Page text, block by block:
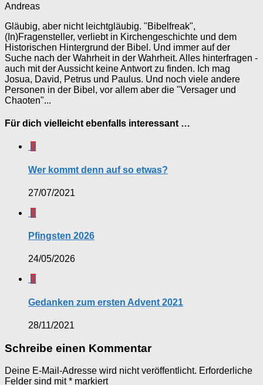
Andreas
Gläubig, aber nicht leichtgläubig. "Bibelfreak",
(In)Fragensteller, verliebt in Kirchengeschichte und dem
Historischen Hintergrund der Bibel. Und immer auf der
Suche nach der Wahrheit in der Wahrheit. Alles hinterfragen -
auch mit der Aussicht keine Antwort zu finden. Ich mag
Josua, David, Petrus und Paulus. Und noch viele andere
Personen in der Bibel, vor allem aber die "Versager und
Chaoten"...
Für dich vielleicht ebenfalls interessant …
0
Wer kommt denn auf so etwas?
27/07/2021
0
Pfingsten 2026
24/05/2026
0
Gedanken zum ersten Advent 2021
28/11/2021
Schreibe einen Kommentar
Deine E-Mail-Adresse wird nicht veröffentlicht. Erforderliche
Felder sind mit* markiert